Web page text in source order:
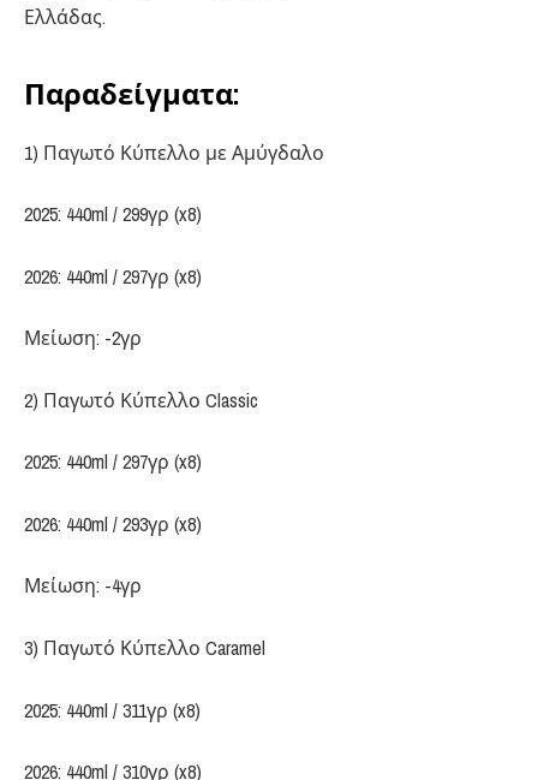
Ελλάδας.
Παραδείγματα:
1) Παγωτό Κύπελλο με Αμύγδαλο
2025: 440ml / 299γρ (x8)
2026: 440ml / 297γρ (x8)
Μείωση: -2γρ
2) Παγωτό Κύπελλο Classic
2025: 440ml / 297γρ (x8)
2026: 440ml / 293γρ (x8)
Μείωση: -4γρ
3) Παγωτό Κύπελλο Caramel
2025: 440ml / 311γρ (x8)
2026: 440ml / 310γρ (x8)